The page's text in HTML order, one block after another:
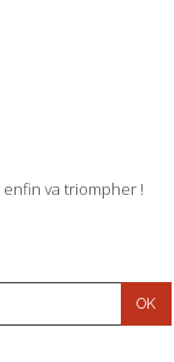
va triompher !